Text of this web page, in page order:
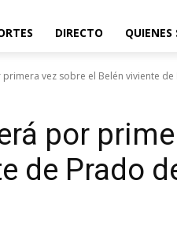
DIRECTO QUIENES
vez sobre el Belén viviente de
por
de Prado